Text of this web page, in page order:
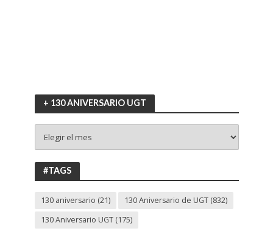
+ 130 ANIVERSARIO UGT
130
ANIVERSARIO
UGT
#TAGS
130 aniversario (21) 130 Aniversario de UGT(832)
130 Aniversario UGT(175)